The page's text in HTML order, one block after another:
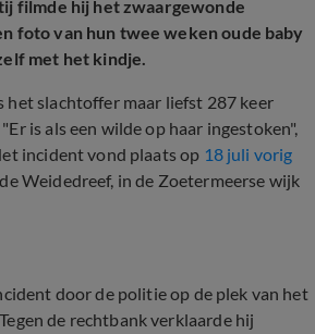
filmde hij het zwaargewonde
foto van hun twee weken oude baby
met het kindje.
het slachtoffer maar liefst 287 keer
is als een wilde op haar ingestoken",
incident vond plaats op 18 juli vorig
Weidedreef, in de Zoetermeerse wijk
door de politie op de plek van het
de rechtbank verklaarde hij